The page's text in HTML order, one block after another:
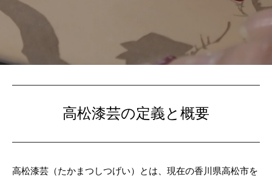
高松漆芸の定義と概要
高松漆芸（たかまつしつげい）とは、現在の香川県高松市を